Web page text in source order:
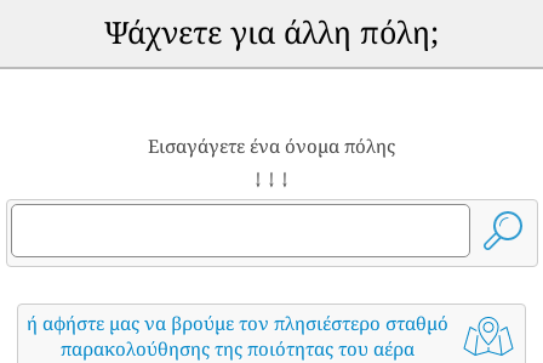
Ψάχνετε για άλλη πόλη;
Εισαγάγετε ένα όνομα πόλης
↓ ↓ ↓
ή αφήστε μας να βρούμε τον πλησιέστερο σταθμό
παρακολούθησης της ποιότητας του αέρα